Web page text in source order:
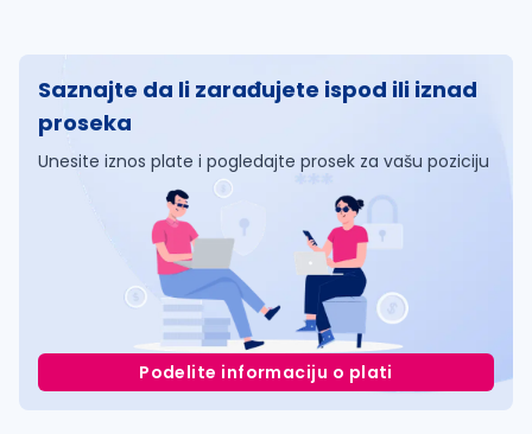
Saznajte da li zarađujete ispod ili iznad
proseka
Unesite iznos plate i pogledajte prosek za vašu poziciju
Podelite informaciju o plati